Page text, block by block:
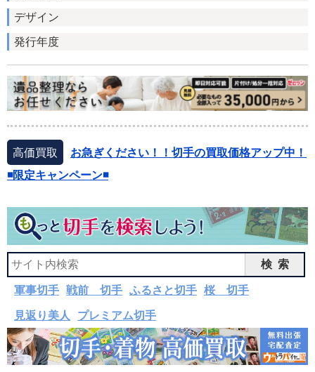
デザイン
発行年度
高価買取
お急ぎください！！切手の買取価格アップ中！
◾️限定キャンペーン◾️
検索
軍事切手 戦前 切手 ふるさと切手 桜 切手
見返り美人 プレミアム切手